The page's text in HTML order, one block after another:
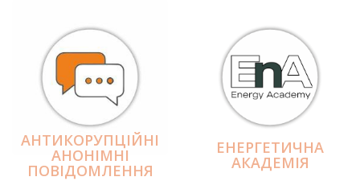
АНТИКОРУПЦІЙНІ
АНОНІМНІ
ПОВІДОМЛЕННЯ
ЕНЕРГЕТИЧНА
АКАДЕМІЯ